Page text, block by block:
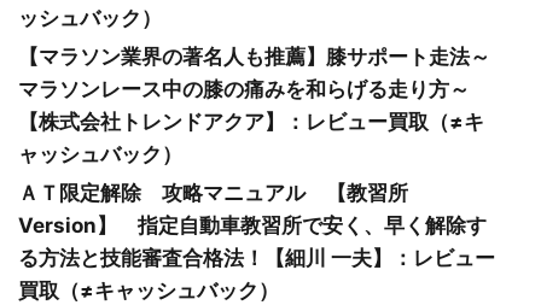
ッシュバック）
【マラソン業界の著名人も推薦】膝サポート走法～
マラソンレース中の膝の痛みを和らげる走り方～
【株式会社トレンドアクア】：レビュー買取（≠キ
ャッシュバック）
ＡＴ限定解除 攻略マニュアル 【教習所
Version】 指定自動車教習所で安く、早く解除す
る方法と技能審査合格法！【細川 一夫】：レビュー
買取（≠キャッシュバック）